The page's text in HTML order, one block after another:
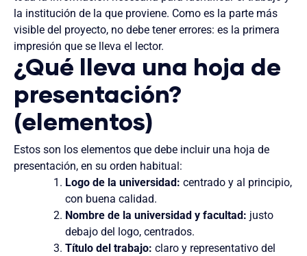
la institución de la que proviene. Como es la parte más
visible del proyecto, no debe tener errores: es la primera
impresión que se lleva el lector.
¿Qué lleva una hoja de
presentación?
(elementos)
Estos son los elementos que debe incluir una hoja de
presentación, en su orden habitual:
Logo de la universidad: centrado y al principio,
con buena calidad.
Nombre de la universidad y facultad: justo
debajo del logo, centrados.
Título del trabajo: claro y representativo del